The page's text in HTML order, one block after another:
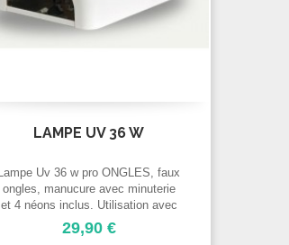
LAMPE UV 36 W
Lampe Uv 36 w pro ONGLES, faux
ongles, manucure avec minuterie
et 4 néons inclus. Utilisation avec
Gels Uv et vernis permanent
Garantie et SAV en France!
29,90 €